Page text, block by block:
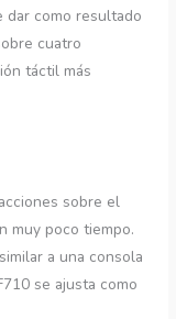
como resultado
cuatro
táctil más
sobre el
muy poco tiempo.
a una consola
se ajusta como